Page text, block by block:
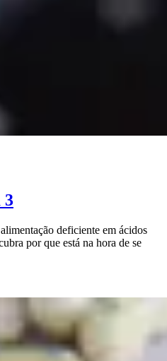
3
deficiente em ácidos
por que está na hora de se